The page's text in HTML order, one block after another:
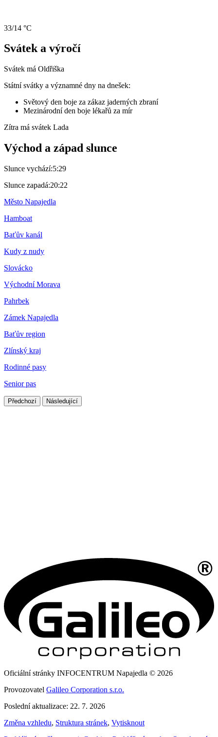
33/14 °C
Svátek a výročí
Svátek má Oldřiška
Státní svátky a významné dny na dnešek:
Světový den boje za zákaz jaderných zbraní
Mezinárodní den boje lékařů za mír
Zítra má svátek Lada
Východ a západ slunce
Slunce vychází:5:29
Slunce zapadá:20:22
Město Napajedla
Hamboat
Baťův kanál
Kudy z nudy
Slovácko
Východní Morava
Pahrbek
Zámek Napajedla
Baťův region
Zlínský kraj
Rodinné pasy
Senior pas
Předchozí Následující
Oficiální stránky INFOCENTRUM Napajedla © 2026
Provozovatel Galileo Corporation s.r.o.
Poslední aktualizace: 22. 7. 2026
Změna vzhledu, Struktura stránek, Vytisknout